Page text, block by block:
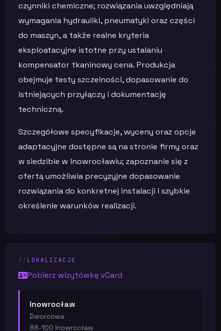
czynniki chemiczne; rozwiązania uwzględniają
wymagania hydrauliki, pneumatyki oraz części
do maszyn, a także realne kryteria
eksploatacyjne istotne przy ustalaniu
kompensator tkaninowy cena. Produkcja
obejmuje testy szczelności, dopasowanie do
istniejących przyłączy i dokumentację
techniczną.
Szczegółowe specyfikacje, wyceny oraz opcje
adaptacyjne dostępne są na stronie firmy oraz
w siedzibie w Inowrocławiu; zapoznanie się z
ofertą umożliwia precyzyjne dopasowanie
rozwiązania do konkretnej instalacji i szybkie
określenie warunków realizacji.
LOKALIZACJE
Pobierz wizytówkę vCard
Inowrocław
Dworcowa
88-100 Inowrocław